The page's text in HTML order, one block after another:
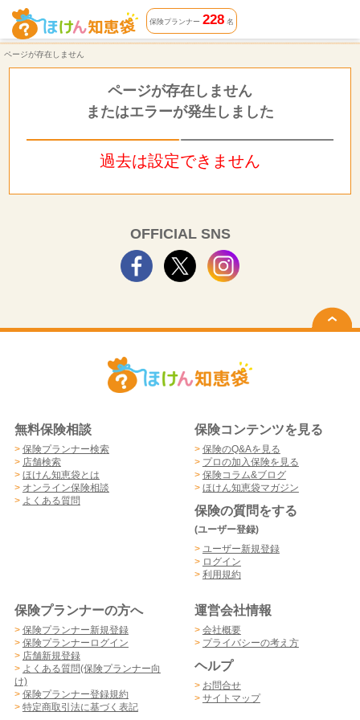
ページが存在しません | ほけん知恵袋
保険プランナー 228名
ページが存在しません
ページが存在しません
またはエラーが発生しました
過去は設定できません
OFFICIAL SNS
無料保険相談
> 保険プランナー検索
> 店舗検索
> ほけん知恵袋とは
> オンライン保険相談
> よくある質問
保険コンテンツを見る
> 保険のQ&Aを見る
> プロの加入保険を見る
> 保険コラム&ブログ
> ほけん知恵袋マガジン
保険の質問をする
(ユーザー登録)
> ユーザー新規登録
> ログイン
> 利用規約
保険プランナーの方へ
> 保険プランナー新規登録
> 保険プランナーログイン
> 店舗新規登録
> よくある質問(保険プランナー向
け)
> 保険プランナー登録規約
> 特定商取引法に基づく表記
運営会社情報
> 会社概要
> プライバシーの考え方
ヘルプ
> お問合せ
> サイトマップ